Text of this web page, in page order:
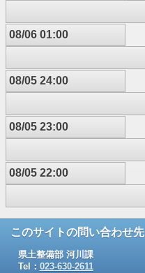
08/06 01:00
08/05 24:00
08/05 23:00
08/05 22:00
このサイトの問い合わせ先
県土整備部 河川課
Tel： 023-630-2611